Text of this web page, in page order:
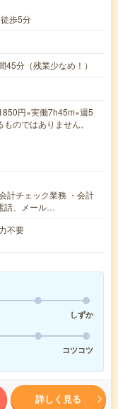
歩5分
分（残業少なめ！）
円×実働7h45m×週5
のではありません。
計チェック業務 ・会計
話、メール…
不要
しずか
コツコツ
詳しく見る